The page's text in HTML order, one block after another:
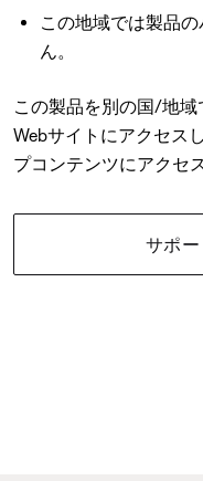
この地域では製品
ん。
この製品を別の国/地
Webサイトにアクセス
プコンテンツにアクセ
サポ